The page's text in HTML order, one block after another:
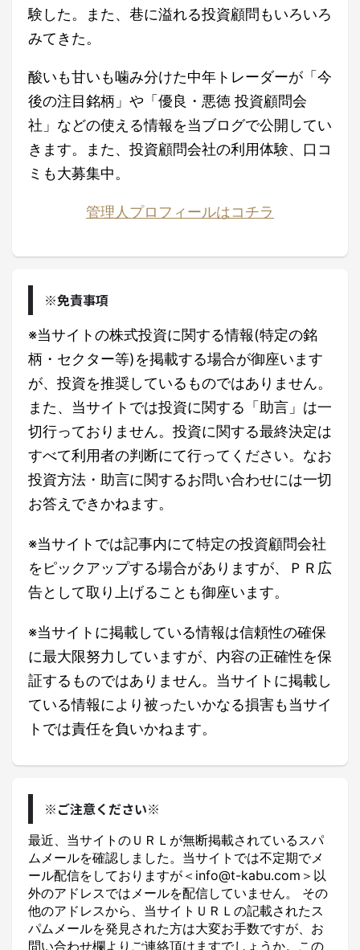
験した。また、巷に溢れる投資顧問もいろいろ
みてきた。
酸いも甘いも噛み分けた中年トレーダーが「今
後の注目銘柄」や「優良・悪徳 投資顧問会
社」などの使える情報を当ブログで公開してい
きます。また、投資顧問会社の利用体験、口コ
ミも大募集中。
管理人プロフィールはコチラ
※免責事項
※当サイトの株式投資に関する情報(特定の銘
柄・セクター等)を掲載する場合が御座います
が、投資を推奨しているものではありません。
また、当サイトでは投資に関する「助言」は一
切行っておりません。投資に関する最終決定は
すべて利用者の判断にて行ってください。なお
投資方法・助言に関するお問い合わせには一切
お答えできかねます。
※当サイトでは記事内にて特定の投資顧問会社
をピックアップする場合がありますが、ＰＲ広
告として取り上げることも御座います。
※当サイトに掲載している情報は信頼性の確保
に最大限努力していますが、内容の正確性を保
証するものではありません。当サイトに掲載し
ている情報により被ったいかなる損害も当サイ
トでは責任を負いかねます。
※ご注意ください※
最近、当サイトのＵＲＬが無断掲載されているスパ
ムメールを確認しました。当サイトでは不定期でメ
ール配信をしておりますが＜info@t-kabu.com＞以
外のアドレスではメールを配信していません。 その
他のアドレスから、当サイトＵＲＬの記載されたス
パムメールを発見された方は大変お手数ですが、お
問い合わせ欄よりご連絡頂けますでしょうか。この